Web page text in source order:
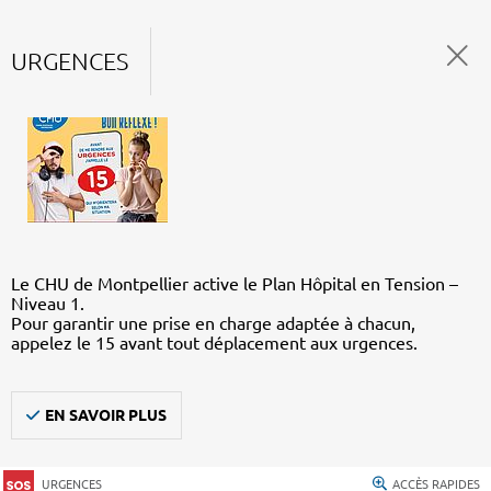
URGENCES
Le CHU de Montpellier active le Plan Hôpital en Tension –
Niveau 1.
Pour garantir une prise en charge adaptée à chacun,
appelez le 15 avant tout déplacement aux urgences.
EN SAVOIR PLUS
URGENCES ACCÈS RAPIDES